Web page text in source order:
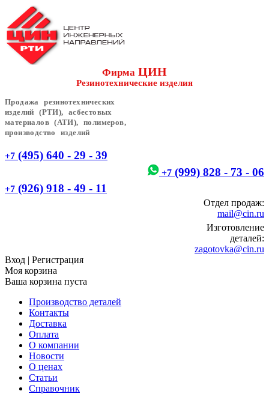
Фирма ЦИН
Резинотехнические изделия
Продажа резинотехнических
изделий (РТИ), асбестовых
материалов (АТИ), полимеров,
производство изделий
+7 (495) 640 - 29 - 39
+7 (999) 828 - 73 - 06
+7 (926) 918 - 49 - 11
Отдел продаж:
mail@cin.ru
Изготовление
деталей:
zagotovka@cin.ru
Вход | Регистрация
Моя корзина
Ваша корзина пуста
Производство деталей
Контакты
Доставка
Оплата
О компании
Новости
О ценах
Статьи
Справочник